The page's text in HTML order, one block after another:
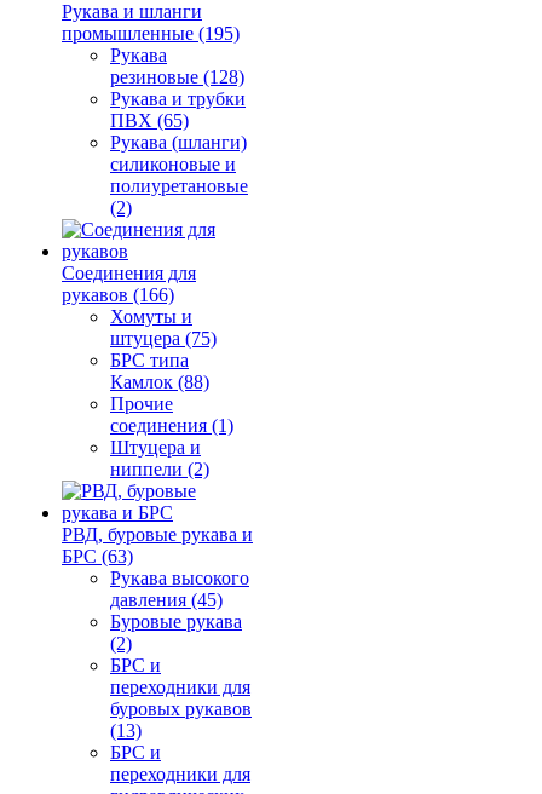
Рукава и шланги
промышленные (195)
Рукава
резиновые (128)
Рукава и трубки
ПВХ (65)
Рукава (шланги)
силиконовые и
полиуретановые
(2)
Соединения для
рукавов (166)
Хомуты и
штуцера (75)
БРС типа
Камлок (88)
Прочие
соединения (1)
Штуцера и
ниппели (2)
РВД, буровые рукава и
БРС (63)
Рукава высокого
давления (45)
Буровые рукава
(2)
БРС и
переходники для
буровых рукавов
(13)
БРС и
переходники для